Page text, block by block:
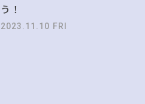
う！
2023.11.10 FRI